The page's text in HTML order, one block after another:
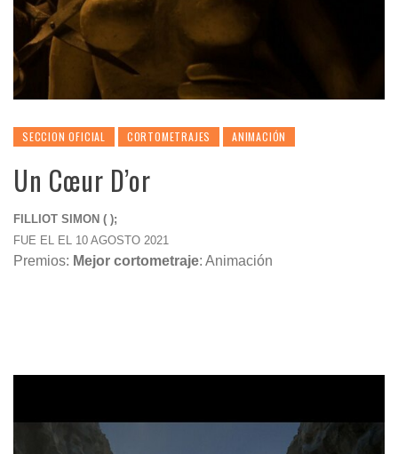
SECCION OFICIAL CORTOMETRAJES ANIMACIÓN
Un Cœur D’or
FILLIOT SIMON ( );
FUE EL EL 10 AGOSTO 2021
Premios: Mejor cortometraje: Animación